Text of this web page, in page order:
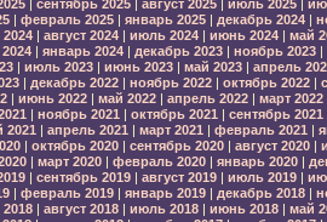
| сентябрь 2025| август 2025| июль 2025|
| февраль 2025| январь 2025| декабрь 2024|
| август 2024| июль 2024| июнь 2024| май
| январь 2024| декабрь 2023| ноябрь 2023|
| июль 2023| июнь 2023| май 2023| апрель
| декабрь 2022| ноябрь 2022| октябрь 2022|
| июнь 2022| май 2022| апрель 2022| март 2022
| ноябрь 2021 | октябрь 2021 | сентябрь 2021
2021 | апрель 2021 | март 2021 | февраль 2021 |
| октябрь 2020| сентябрь 2020| август 2020|
| март 2020| февраль 2020| январь 2020|
| сентябрь 2019| август 2019| июль 2019|
| февраль 2019| январь 2019| декабрь 2018|
| август 2018| июль 2018| июнь 2018| май